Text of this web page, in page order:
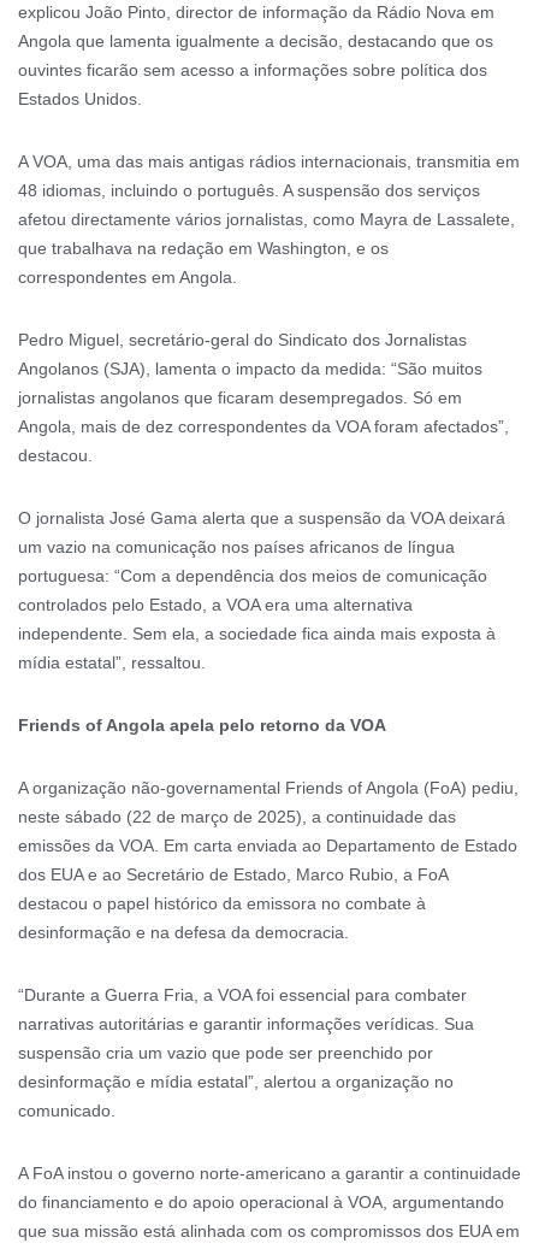
explicou João Pinto, director de informação da Rádio Nova em
Angola que lamenta igualmente a decisão, destacando que os
ouvintes ficarão sem acesso a informações sobre política dos
Estados Unidos.
A VOA, uma das mais antigas rádios internacionais, transmitia em
48 idiomas, incluindo o português. A suspensão dos serviços
afetou directamente vários jornalistas, como Mayra de Lassalete,
que trabalhava na redação em Washington, e os
correspondentes em Angola.
Pedro Miguel, secretário-geral do Sindicato dos Jornalistas
Angolanos (SJA), lamenta o impacto da medida: “São muitos
jornalistas angolanos que ficaram desempregados. Só em
Angola, mais de dez correspondentes da VOA foram afectados”,
destacou.
O jornalista José Gama alerta que a suspensão da VOA deixará
um vazio na comunicação nos países africanos de língua
portuguesa: “Com a dependência dos meios de comunicação
controlados pelo Estado, a VOA era uma alternativa
independente. Sem ela, a sociedade fica ainda mais exposta à
mídia estatal”, ressaltou.
Friends of Angola apela pelo retorno da VOA
A organização não-governamental Friends of Angola (FoA) pediu,
neste sábado (22 de março de 2025), a continuidade das
emissões da VOA. Em carta enviada ao Departamento de Estado
dos EUA e ao Secretário de Estado, Marco Rubio, a FoA
destacou o papel histórico da emissora no combate à
desinformação e na defesa da democracia.
“Durante a Guerra Fria, a VOA foi essencial para combater
narrativas autoritárias e garantir informações verídicas. Sua
suspensão cria um vazio que pode ser preenchido por
desinformação e mídia estatal”, alertou a organização no
comunicado.
A FoA instou o governo norte-americano a garantir a continuidade
do financiamento e do apoio operacional à VOA, argumentando
que sua missão está alinhada com os compromissos dos EUA em